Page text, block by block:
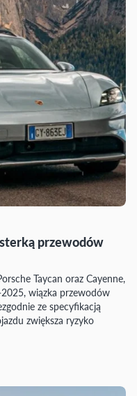
przewodów
Taycan oraz Cayenne,
wiązka przewodów
ze specyfikacją
zwiększa ryzyko